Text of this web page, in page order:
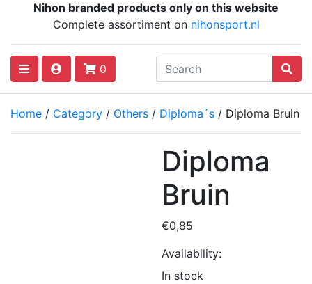
Nihon branded products only on this website
Complete assortiment on nihonsport.nl
0
Home / Category / Others / Diploma´s / Diploma Bruin
Diploma
Bruin
€0,85
Availability:
In stock